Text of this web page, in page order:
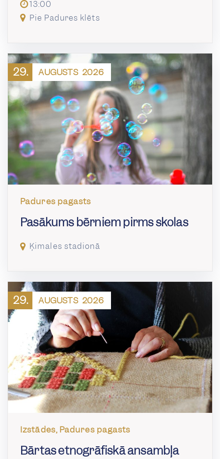
13:00
Pie Padures klēts
29. AUGUSTS 2026
Padures pagasts
Pasākums bērniem pirms skolas
Ķimales stadionā
29. AUGUSTS 2026
Izstādes, Padures pagasts
Bārtas etnogrāfiskā ansambļa